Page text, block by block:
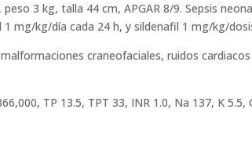
3 kg, talla 44 cm, APGAR 8/9. Sepsis
mg/kg/día cada 24 h, y sildenafil 1 mg/kg/
craneofaciales, ruidos
TP 13.5, TPT 33, INR 1.0, Na 137, K 5.5,